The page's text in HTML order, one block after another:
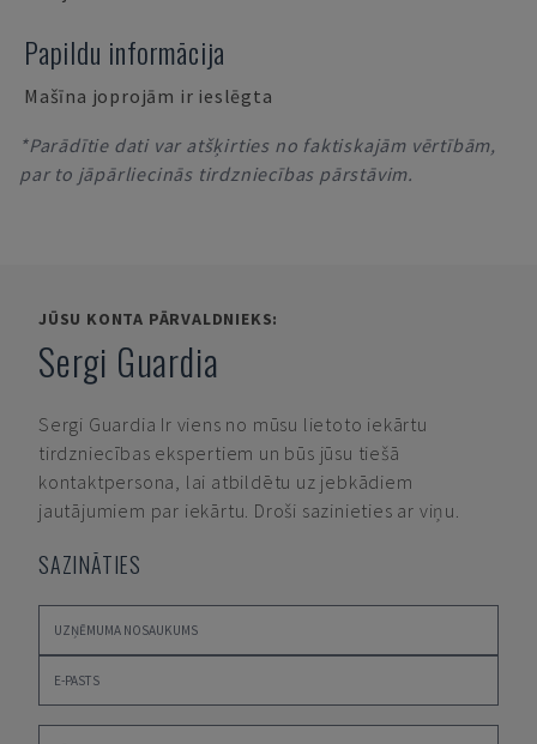
Papildu informācija
Mašīna joprojām ir ieslēgta
*Parādītie dati var atšķirties no faktiskajām vērtībām,
par to jāpārliecinās tirdzniecības pārstāvim.
JŪSU KONTA PĀRVALDNIEKS:
Sergi Guardia
Sergi Guardia Ir viens no mūsu lietoto iekārtu
tirdzniecības ekspertiem un būs jūsu tiešā
kontaktpersona, lai atbildētu uz jebkādiem
jautājumiem par iekārtu. Droši sazinieties ar viņu.
SAZINĀTIES